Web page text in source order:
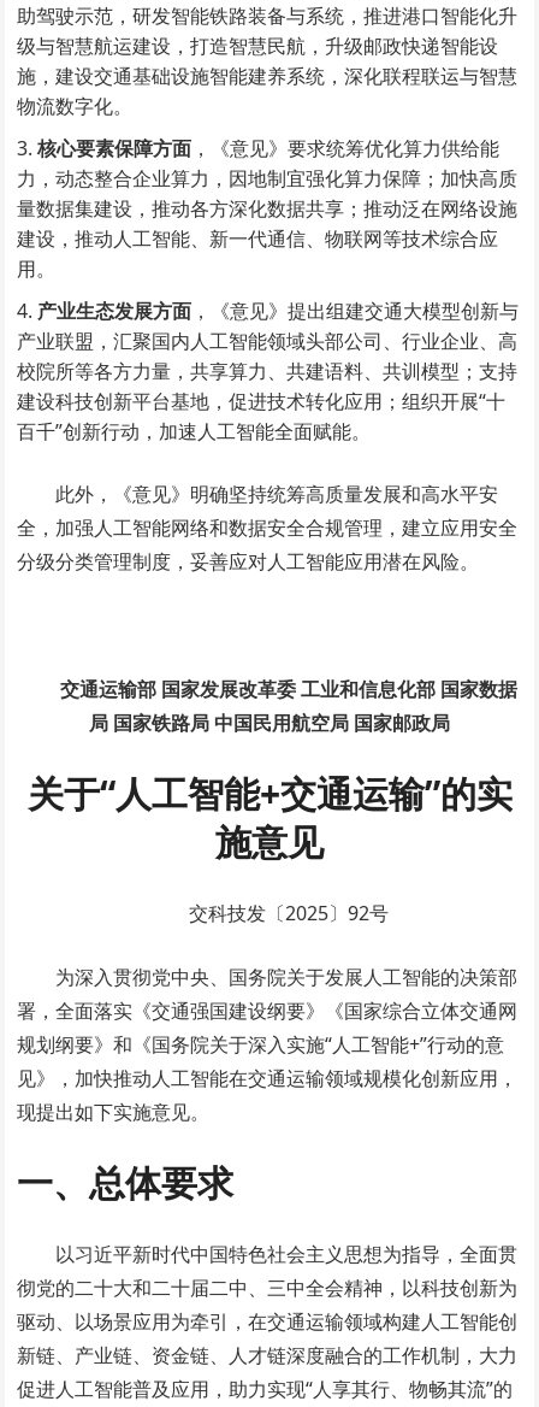
助驾驶示范，研发智能铁路装备与系统，推进港口智能化升
级与智慧航运建设，打造智慧民航，升级邮政快递智能设
施，建设交通基础设施智能建养系统，深化联程联运与智慧
物流数字化。
核心要素保障方面 ，《意见》要求统筹优化算力供给能
力，动态整合企业算力，因地制宜强化算力保障；加快高质
量数据集建设，推动各方深化数据共享；推动泛在网络设施
建设，推动人工智能、新一代通信、物联网等技术综合应
用。
产业生态发展方面 ，《意见》提出组建交通大模型创新与
产业联盟，汇聚国内人工智能领域头部公司、行业企业、高
校院所等各方力量，共享算力、共建语料、共训模型；支持
建设科技创新平台基地，促进技术转化应用；组织开展“十
百千”创新行动，加速人工智能全面赋能。
此外，《意见》明确坚持统筹高质量发展和高水平安
全，加强人工智能网络和数据安全合规管理，建立应用安全
分级分类管理制度，妥善应对人工智能应用潜在风险。
交通运输部 国家发展改革委 工业和信息化部 国家数据
局 国家铁路局 中国民用航空局 国家邮政局
关于“人工智能+交通运输”的实
施意见
交科技发〔2025〕92号
为深入贯彻党中央、国务院关于发展人工智能的决策部
署，全面落实《交通强国建设纲要》《国家综合立体交通网
规划纲要》和《国务院关于深入实施“人工智能+”行动的意
见》，加快推动人工智能在交通运输领域规模化创新应用，
现提出如下实施意见。
一、总体要求
以习近平新时代中国特色社会主义思想为指导，全面贯
彻党的二十大和二十届二中、三中全会精神，以科技创新为
驱动、以场景应用为牵引，在交通运输领域构建人工智能创
新链、产业链、资金链、人才链深度融合的工作机制，大力
促进人工智能普及应用，助力实现“人享其行、物畅其流”的